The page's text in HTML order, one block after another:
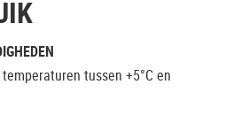
tussen +5°C en